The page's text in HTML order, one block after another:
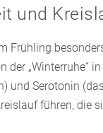
und
Frühling
„Winterruhe“
und Serotonin
führen, die